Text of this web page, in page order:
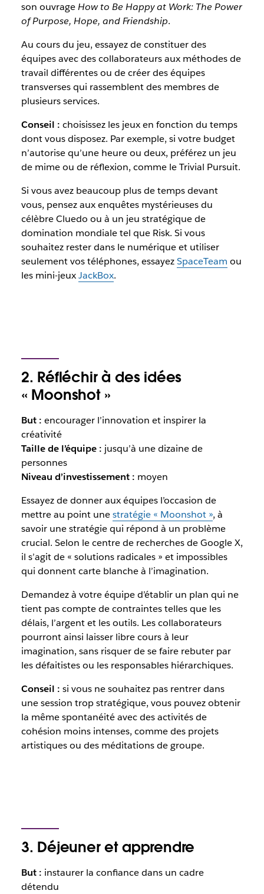
son ouvrageHow to Be Happy at Work: The Power
of Purpose, Hope, and Friendship.
Au cours du jeu, essayez de constituer des
équipes avec des collaborateurs aux méthodes de
travail différentes ou de créer des équipes
transverses qui rassemblent des membres de
plusieurs services.
Conseil : choisissez les jeux en fonction du temps
dont vous disposez. Par exemple, si votre budget
n’autorise qu’une heure ou deux, préférez un jeu
de mime ou de réflexion, comme le Trivial Pursuit.
Si vous avez beaucoup plus de temps devant
vous, pensez aux enquêtes mystérieuses du
célèbre Cluedo ou à un jeu stratégique de
domination mondiale tel que Risk. Si vous
souhaitez rester dans le numérique et utiliser
seulement vos téléphones, essayezSpaceTeam ou
les mini-jeuxJackBox.
2. Réfléchir à des idées
« Moonshot »
But : encourager l’innovation et inspirer la
créativité
Taille de l’équipe : jusqu’à une dizaine de
personnes
Niveau d’investissement : moyen
Essayez de donner aux équipes l’occasion de
mettre au point unestratégie « Moonshot », à
savoir une stratégie qui répond à un problème
crucial. Selon le centre de recherches de Google X,
il s’agit de « solutions radicales » et impossibles
qui donnent carte blanche à l’imagination.
Demandez à votre équipe d’établir un plan qui ne
tient pas compte de contraintes telles que les
délais, l’argent et les outils. Les collaborateurs
pourront ainsi laisser libre cours à leur
imagination, sans risquer de se faire rebuter par
les défaitistes ou les responsables hiérarchiques.
Conseil : si vous ne souhaitez pas rentrer dans
une session trop stratégique, vous pouvez obtenir
la même spontanéité avec des activités de
cohésion moins intenses, comme des projets
artistiques ou des méditations de groupe.
3. Déjeuner et apprendre
But : instaurer la confiance dans un cadre
détendu